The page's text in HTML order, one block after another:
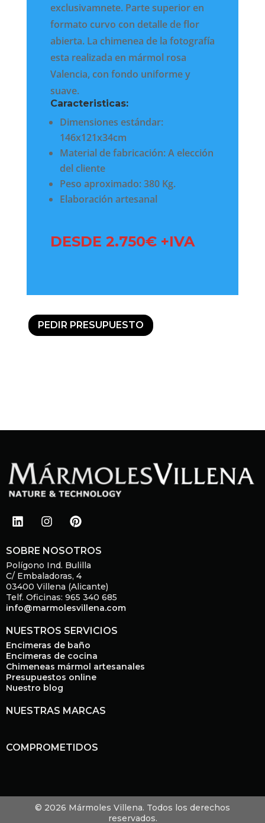
exclusivamnete. Parte superior en
formato curvo con detalle de flor
abierta. La chimenea de la fotografía
esta realizada en mármol rosa
Valencia, con fondo uniforme y
suave.
Caracteristicas:
Dimensiones estándar:
146x121x34cm
Material de fabricación: A elección
del cliente
Peso aproximado: 380 Kg.
Elaboración artesanal
DESDE 2.750€ +IVA
PEDIR PRESUPUESTO
SOBRE NOSOTROS
Polígono Ind. Bulilla
C/ Embaladoras, 4
03400 Villena (Alicante)
Telf. Oficinas: 965 340 685
info@marmolesvillena.com
NUESTROS SERVICIOS
Encimeras de baño
Encimeras de cocina
Chimeneas mármol artesanales
Presupuestos online
Nuestro blog
NUESTRAS MARCAS
COMPROMETIDOS
© 2026 Mármoles Villena. Todos los derechos
reservados.